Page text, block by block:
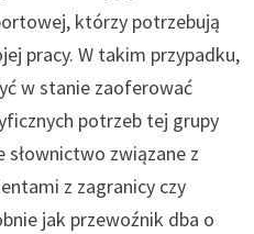
którzy potrzebują
pracy. W takim przypadku,
w stanie zaoferować
potrzeb tej grupy
związane z
z zagranicy czy
jak przewoźnik dba o